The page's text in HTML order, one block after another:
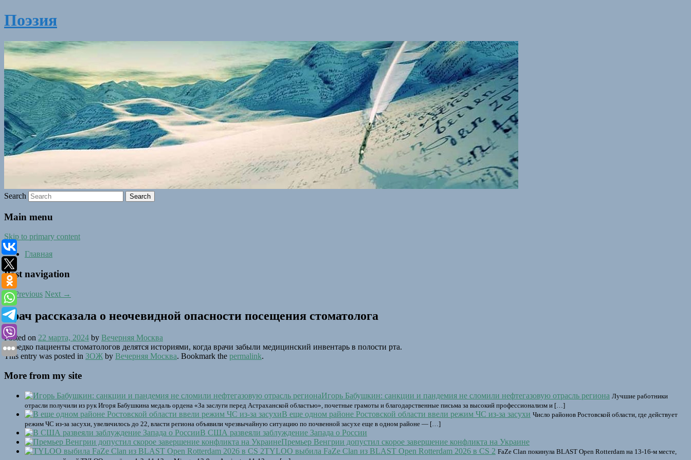
Поэзия
Search
Main menu
Skip to primary content
Главная
Post navigation
←Previous Next →
Врач рассказала о неочевидной опасности посещения стоматолога
Posted on 22 марта, 2024 by Вечерняя Москва
Нередко пациенты стоматологов делятся историями, когда врачи забыли медицинский инвентарь в полости рта.
This entry was posted in ЗОЖ by Вечерняя Москва. Bookmark the permalink.
More from my site
Игорь Бабушкин: санкции и пандемия не сломили нефтегазовую отрасль региона Лучшие работники
отрасли получили из рук Игоря Бабушкина медаль ордена «За заслуги перед Астраханской областью», почетные грамоты и благодарственные письма за высокий профессионализм и […]
В еще одном районе Ростовской области ввели режим ЧС из-за засухи Число районов Ростовской области, где действует
режим ЧС из-за засухи, увеличилось до 22, власти региона объявили чрезвычайную ситуацию по почвенной засухе еще в одном районе — […]
В США развеяли заблуждение Запада о России
Премьер Венгрии допустил скорое завершение конфликта на Украине
TYLOO выбила FaZe Clan из BLAST Open Rotterdam 2026 в CS 2 FaZe Clan покинула BLAST Open Rotterdam на 13-16-м месте,